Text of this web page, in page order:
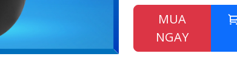
MUA
NGAY